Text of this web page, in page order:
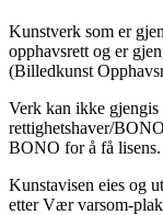
Kunstverk som er
opphavsrett og er
(Billedkunst
Verk kan ikke
rettighetshaver/
BONO for å få lisens.
Kunstavisen eies og
etter Vær varsom-